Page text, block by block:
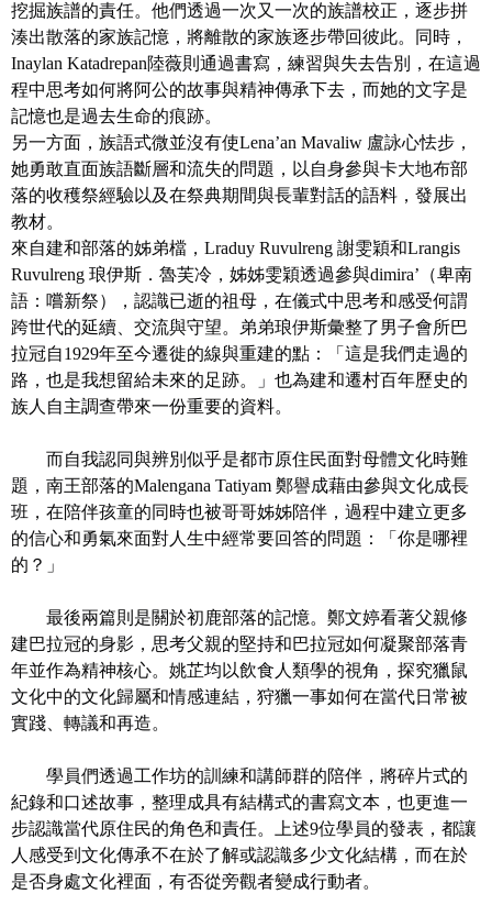
友
善
措
施
服
務
服
務
信
箱
網
站
導
覽
S
S
網
料
開
放
宣
私
權
保
護
挖掘族譜的責任。他們透過一次又一次的族譜校正，逐步拼
湊出散落的家族記憶，將離散的家族逐步帶回彼此。同時，
Inaylan Katadrepan陸薇則通過書寫，練習與失去告別，在這過
程中思考如何將阿公的故事與精神傳承下去，而她的文字是
記憶也是過去生命的痕跡。
另一方面，族語式微並沒有使Lena’an Mavaliw 盧詠心怯步，
她勇敢直面族語斷層和流失的問題，以自身參與卡大地布部
落的收穫祭經驗以及在祭典期間與長輩對話的語料，發展出
教材。
來自建和部落的姊弟檔，Lraduy Ruvulreng 謝雯穎和Lrangis
Ruvulreng 琅伊斯．魯芙冷，姊姊雯穎透過參與dimira’（卑南
語：嚐新祭），認識已逝的祖母，在儀式中思考和感受何謂
跨世代的延續、交流與守望。弟弟琅伊斯彙整了男子會所巴
拉冠自1929年至今遷徙的線與重建的點：「這是我們走過的
路，也是我想留給未來的足跡。」也為建和遷村百年歷史的
族人自主調查帶來一份重要的資料。
而自我認同與辨別似乎是都市原住民面對母體文化時難
題，南王部落的Malengana Tatiyam 鄭譽成藉由參與文化成長
班，在陪伴孩童的同時也被哥哥姊姊陪伴，過程中建立更多
的信心和勇氣來面對人生中經常要回答的問題：「你是哪裡
的？」
最後兩篇則是關於初鹿部落的記憶。鄭文婷看著父親修
建巴拉冠的身影，思考父親的堅持和巴拉冠如何凝聚部落青
年並作為精神核心。姚芷均以飲食人類學的視角，探究獵鼠
文化中的文化歸屬和情感連結，狩獵一事如何在當代日常被
實踐、轉議和再造。
學員們透過工作坊的訓練和講師群的陪伴，將碎片式的
紀錄和口述故事，整理成具有結構式的書寫文本，也更進一
步認識當代原住民的角色和責任。上述9位學員的發表，都讓
人感受到文化傳承不在於了解或認識多少文化結構，而在於
是否身處文化裡面，有否從旁觀者變成行動者。